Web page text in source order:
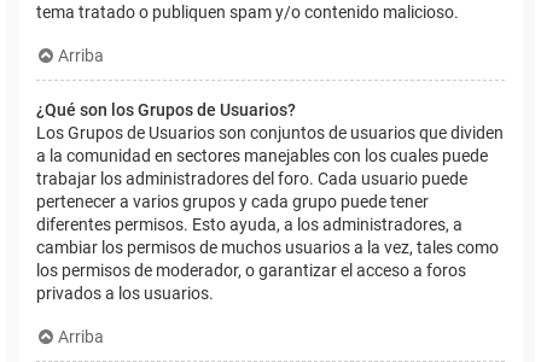
tema tratado o publiquen spam y/o contenido malicioso.
Arriba
¿Qué son los Grupos de Usuarios?
Los Grupos de Usuarios son conjuntos de usuarios que dividen
a la comunidad en sectores manejables con los cuales puede
trabajar los administradores del foro. Cada usuario puede
pertenecer a varios grupos y cada grupo puede tener
diferentes permisos. Esto ayuda, a los administradores, a
cambiar los permisos de muchos usuarios a la vez, tales como
los permisos de moderador, o garantizar el acceso a foros
privados a los usuarios.
Arriba